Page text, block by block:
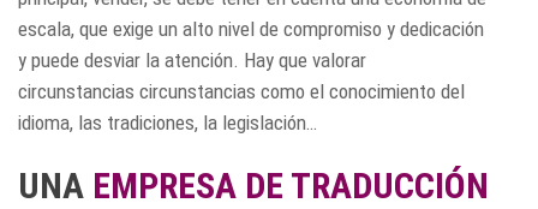
escala, que exige un alto nivel de compromiso y dedicación
y puede desviar la atención. Hay que valorar
circunstancias circunstancias como el conocimiento del
idioma, las tradiciones, la legislación…
UNA EMPRESA DE TRADUCCIÓN